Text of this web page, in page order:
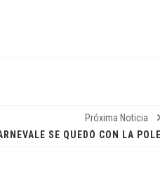
Próxima Noticia
SE QUEDÓ CON LA POLE